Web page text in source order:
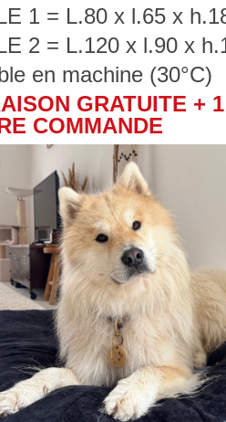
1 = L.80 x l.65 x
2 = L.120 x l.90 x
en machine (30°C)
GRATUITE +
COMMANDE